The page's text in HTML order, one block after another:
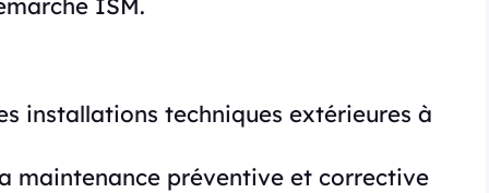
installations techniques extérieures à
maintenance préventive et corrective